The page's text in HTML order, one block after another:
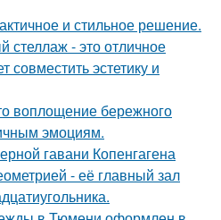
и стильное решение.
стеллаж - это отличное
совместить эстетику и
воплощение бережного
эмоциям.
гавани Копенгагена
- её главный зал